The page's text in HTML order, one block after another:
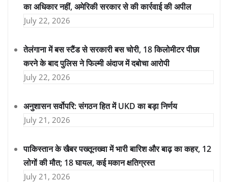
का अधिकार नहीं, अमेरिकी सरकार से की कार्रवाई की अपील
July 22, 2026
तेलंगाना में बस स्टैंड से सरकारी बस चोरी, 18 किलोमीटर पीछा
करने के बाद पुलिस ने फिल्मी अंदाज में दबोचा आरोपी
July 22, 2026
अनुशासन सर्वोपरि: संगठन हित में UKD का बड़ा निर्णय
July 21, 2026
पाकिस्तान के खैबर पख्तूनख्वा में भारी बारिश और बाढ़ का कहर, 12
लोगों की मौत; 18 घायल, कई मकान क्षतिग्रस्त
July 21, 2026